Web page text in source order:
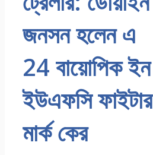
জনসন হলেন এ
24 বায়োপিক ইন
ইউএফসি ফাইটার
মার্ক কের